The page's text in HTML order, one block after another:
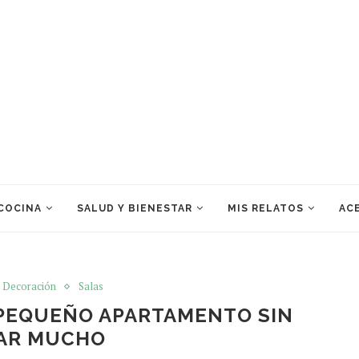
SALUD Y BIENESTAR MIS RELATOS
Decoración Salas
APARTAMENTO SIN
MUCHO